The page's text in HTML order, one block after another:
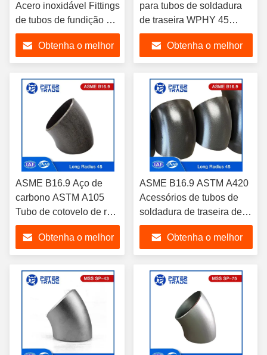
Acero inoxidável Fittings
de tubos de fundição de
traseira com raio longo
Cotovelos 45 graus
Cotovelo
Obtenha o melhor
para tubos de soldadura
de traseira WPHY 45
graus Cotovelo longo raio
NPS 16 a NPS 60
Obtenha o melhor
ASME B16.9 Aço de
carbono ASTM A105
Tubo de cotovelo de raio
longo 45 graus
Obtenha o melhor
ASME B16.9 ASTM A420
Acessórios de tubos de
soldadura de traseira de
aço carbono 45 graus
Cotovelo de raio longo
Cotovelos
Obtenha o melhor